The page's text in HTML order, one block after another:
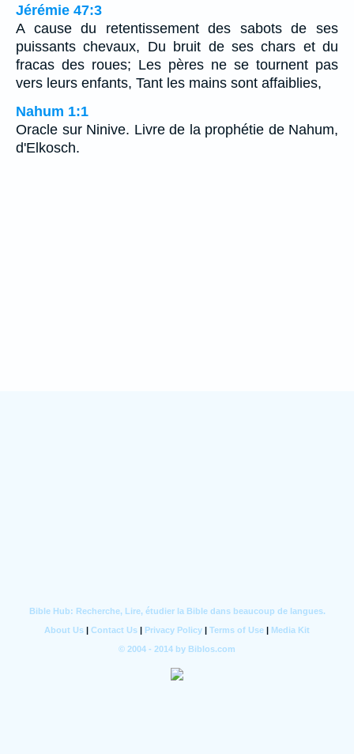
Jérémie 47:3
A cause du retentissement des sabots de ses
puissants chevaux, Du bruit de ses chars et du
fracas des roues; Les pères ne se tournent pas
vers leurs enfants, Tant les mains sont affaiblies,
Nahum 1:1
Oracle sur Ninive. Livre de la prophétie de Nahum,
d'Elkosch.